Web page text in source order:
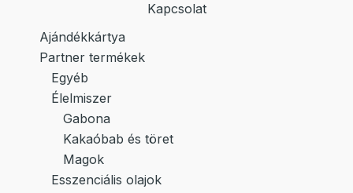
Kapcsolat
Ajándékkártya
Partner termékek
Egyéb
Élelmiszer
Gabona
Kakaóbab és töret
Magok
Esszenciális olajok